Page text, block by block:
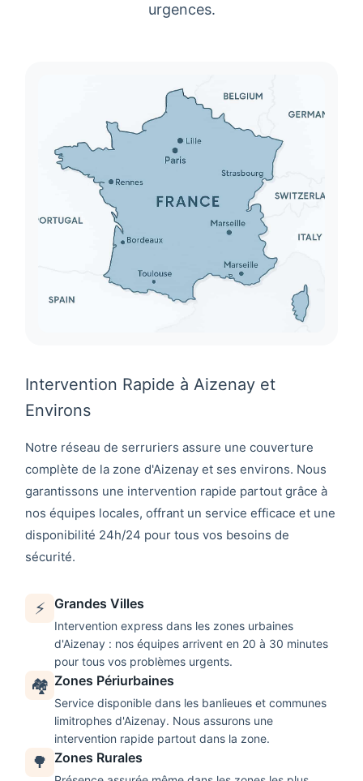
urgences.
Intervention Rapide à Aizenay et
Environs
Notre réseau de serruriers assure une couverture
complète de la zone d'Aizenay et ses environs. Nous
garantissons une intervention rapide partout grâce à
nos équipes locales, offrant un service efficace et une
disponibilité 24h/24 pour tous vos besoins de
sécurité.
⚡ Grandes Villes
Intervention express dans les zones urbaines
d'Aizenay : nos équipes arrivent en 20 à 30 minutes
pour tous vos problèmes urgents.
🏘️ Zones Périurbaines
Service disponible dans les banlieues et communes
limitrophes d'Aizenay. Nous assurons une
intervention rapide partout dans la zone.
🌳 Zones Rurales